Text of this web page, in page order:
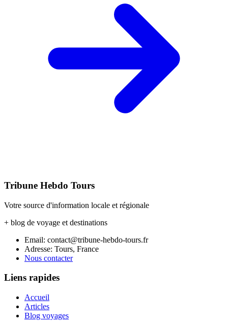
Tribune Hebdo Tours
Votre source d'information locale et régionale
+ blog de voyage et destinations
Email: contact@tribune-hebdo-tours.fr
Adresse: Tours, France
Nous contacter
Liens rapides
Accueil
Articles
Blog voyages